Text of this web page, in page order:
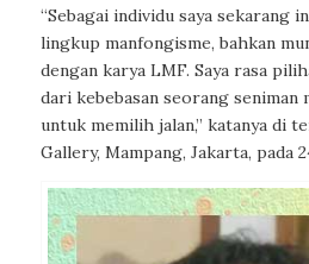
“Sebagai individu saya sekarang
lingkup manfongisme, bahkan
dengan karya LMF. Saya rasa
dari kebebasan seorang seniman
untuk memilih jalan,” katanya di
Gallery, Mampang, Jakarta, pada